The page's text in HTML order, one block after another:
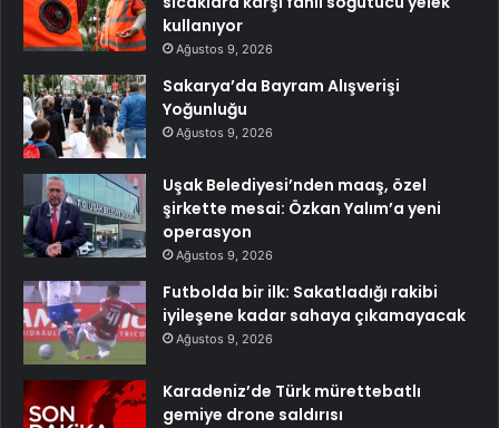
kullanıyor
Ağustos 9, 2026
Sakarya’da Bayram Alışverişi
Yoğunluğu
Ağustos 9, 2026
Uşak Belediyesi’nden maaş, özel
şirkette mesai: Özkan Yalım’a yeni
operasyon
Ağustos 9, 2026
Futbolda bir ilk: Sakatladığı rakibi
iyileşene kadar sahaya çıkamayacak
Ağustos 9, 2026
Karadeniz’de Türk mürettebatlı
gemiye drone saldırısı